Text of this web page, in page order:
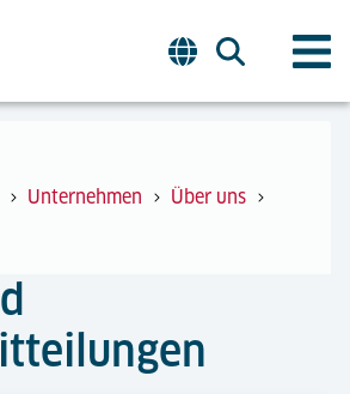
Unternehmen
Über uns